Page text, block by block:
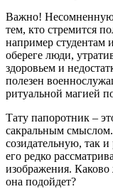
Важно! Несомненную
тем, кто стремится
например студентам
обереге люди,
здоровьем и
полезен
ритуальной магией
Тату папоротник –
сакральным
созидательную, так
его редко
изображения. Каково
она подойдет?